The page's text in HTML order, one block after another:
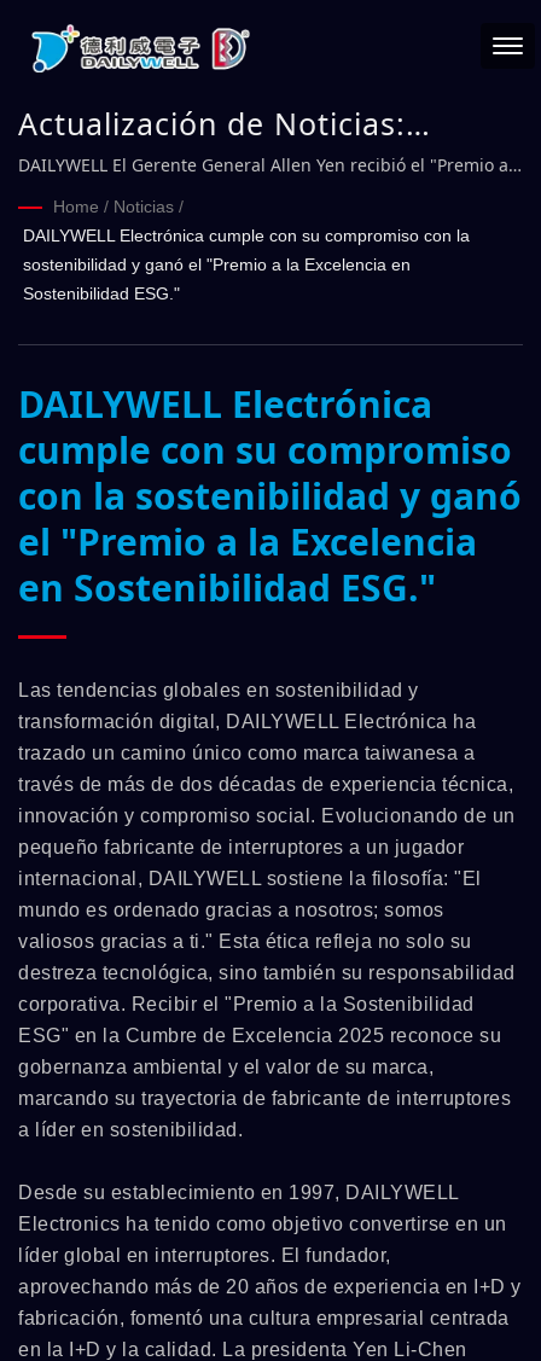
Actualización de Noticias:
DAILYWELL Electrónica cumple
con su compromiso con la
sostenibilidad y ganó el "Premio
a la Excelencia en Sostenibilidad
ESG." | DAILYWELL
DAILYWELL El Gerente General Allen Yen recibió el "Premio a
Home / Noticias /
DAILYWELL Electrónica cumple con su compromiso con la
sostenibilidad y ganó el "Premio a la Excelencia en
Sostenibilidad ESG."
DAILYWELL Electrónica
cumple con su compromiso
con la sostenibilidad y ganó
el "Premio a la Excelencia
en Sostenibilidad ESG."
Las tendencias globales en sostenibilidad y
transformación digital, DAILYWELL Electrónica ha
trazado un camino único como marca taiwanesa a
través de más de dos décadas de experiencia técnica,
innovación y compromiso social. Evolucionando de un
pequeño fabricante de interruptores a un jugador
internacional, DAILYWELL sostiene la filosofía: "El
mundo es ordenado gracias a nosotros; somos
valiosos gracias a ti." Esta ética refleja no solo su
destreza tecnológica, sino también su responsabilidad
corporativa. Recibir el "Premio a la Sostenibilidad
ESG" en la Cumbre de Excelencia 2025 reconoce su
gobernanza ambiental y el valor de su marca,
marcando su trayectoria de fabricante de interruptores
a líder en sostenibilidad.
Desde su establecimiento en 1997, DAILYWELL
Electronics ha tenido como objetivo convertirse en un
líder global en interruptores. El fundador,
aprovechando más de 20 años de experiencia en I+D y
fabricación, fomentó una cultura empresarial centrada
en la I+D y la calidad. La presidenta Yen Li-Chen